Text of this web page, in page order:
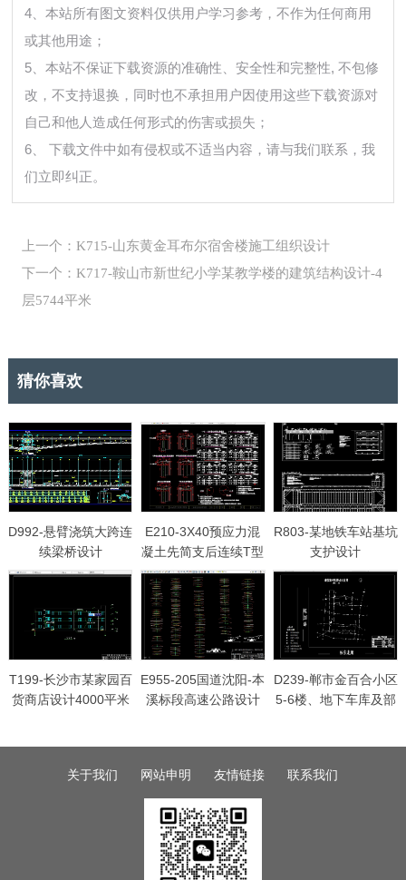
4、本站所有图文资料仅供用户学习参考，不作为任何商用
或其他用途；
5、本站不保证下载资源的准确性、安全性和完整性, 不包修
改，不支持退换，同时也不承担用户因使用这些下载资源对
自己和他人造成任何形式的伤害或损失；
6、 下载文件中如有侵权或不适当内容，请与我们联系，我
们立即纠正。
上一个：K715-山东黄金耳布尔宿舍楼施工组织设计
下一个：K717-鞍山市新世纪小学某教学楼的建筑结构设计-4
层5744平米
猜你喜欢
D992-悬臂浇筑大跨连
续梁桥设计
E210-3X40预应力混
凝土先简支后连续T型
梁桥设计（公路II级）
R803-某地铁车站基坑
支护设计
T199-长沙市某家园百
货商店设计4000平米
E955-205国道沈阳-本
溪标段高速公路设计
D239-郸市金百合小区
5-6楼、地下车库及部
关于我们 网站申明 友情链接 联系我们